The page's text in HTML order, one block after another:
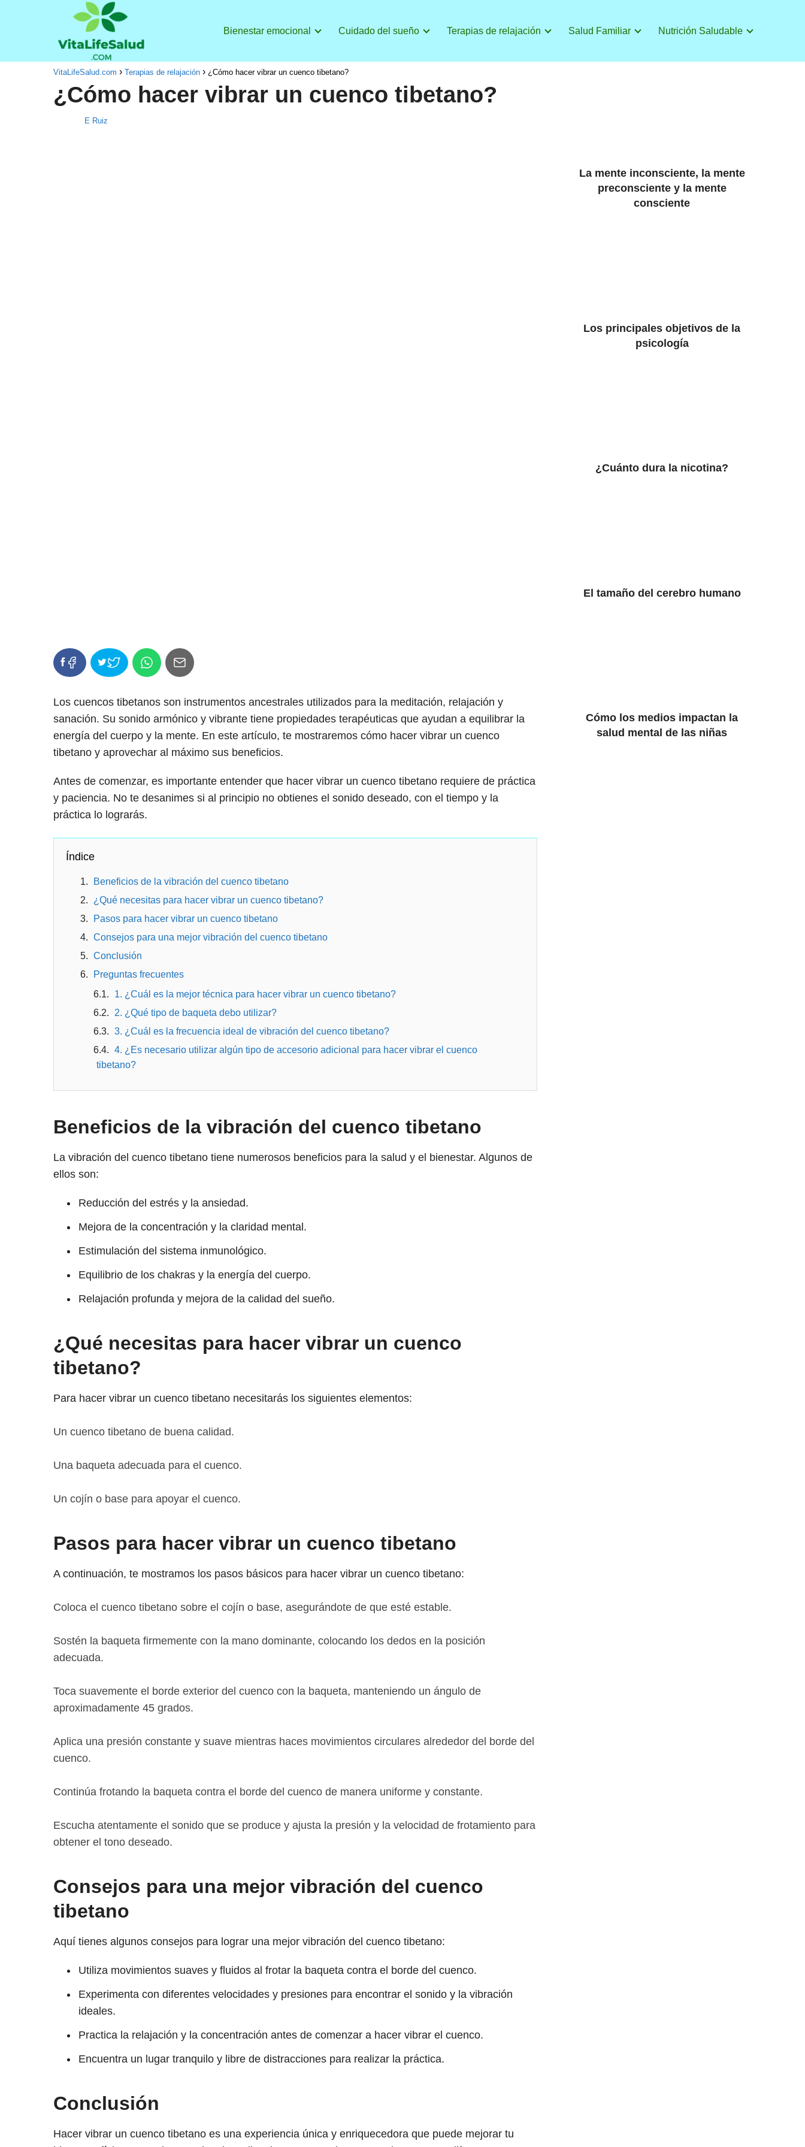
Bienestar emocional Cuidado del sueño Terapias de relajación Salud Familiar Nutrición Saludable
VitaLifeSalud.com Terapias de relajación ¿Cómo hacer vibrar un cuenco tibetano?
¿Cómo hacer vibrar un cuenco tibetano?
E Ruiz
Los cuencos tibetanos son instrumentos ancestrales utilizados para la meditación, relajación y
sanación. Su sonido armónico y vibrante tiene propiedades terapéuticas que ayudan a equilibrar la
energía del cuerpo y la mente. En este artículo, te mostraremos cómo hacer vibrar un cuenco
tibetano y aprovechar al máximo sus beneficios.
Antes de comenzar, es importante entender que hacer vibrar un cuenco tibetano requiere de práctica
y paciencia. No te desanimes si al principio no obtienes el sonido deseado, con el tiempo y la
práctica lo lograrás.
Índice
Beneficios de la vibración del cuenco tibetano
¿Qué necesitas para hacer vibrar un cuenco tibetano?
Pasos para hacer vibrar un cuenco tibetano
Consejos para una mejor vibración del cuenco tibetano
Conclusión
Preguntas frecuentes
1. ¿Cuál es la mejor técnica para hacer vibrar un cuenco tibetano?
2. ¿Qué tipo de baqueta debo utilizar?
3. ¿Cuál es la frecuencia ideal de vibración del cuenco tibetano?
4. ¿Es necesario utilizar algún tipo de accesorio adicional para hacer vibrar el cuenco
tibetano?
Beneficios de la vibración del cuenco tibetano
La vibración del cuenco tibetano tiene numerosos beneficios para la salud y el bienestar. Algunos de
ellos son:
Reducción del estrés y la ansiedad.
Mejora de la concentración y la claridad mental.
Estimulación del sistema inmunológico.
Equilibrio de los chakras y la energía del cuerpo.
Relajación profunda y mejora de la calidad del sueño.
¿Qué necesitas para hacer vibrar un cuenco
tibetano?
Para hacer vibrar un cuenco tibetano necesitarás los siguientes elementos:
Un cuenco tibetano de buena calidad.
Una baqueta adecuada para el cuenco.
Un cojín o base para apoyar el cuenco.
Pasos para hacer vibrar un cuenco tibetano
A continuación, te mostramos los pasos básicos para hacer vibrar un cuenco tibetano:
Coloca el cuenco tibetano sobre el cojín o base, asegurándote de que esté estable.
Sostén la baqueta firmemente con la mano dominante, colocando los dedos en la posición
adecuada.
Toca suavemente el borde exterior del cuenco con la baqueta, manteniendo un ángulo de
aproximadamente 45 grados.
Aplica una presión constante y suave mientras haces movimientos circulares alrededor del borde del
cuenco.
Continúa frotando la baqueta contra el borde del cuenco de manera uniforme y constante.
Escucha atentamente el sonido que se produce y ajusta la presión y la velocidad de frotamiento para
obtener el tono deseado.
Consejos para una mejor vibración del cuenco
tibetano
Aquí tienes algunos consejos para lograr una mejor vibración del cuenco tibetano:
Utiliza movimientos suaves y fluidos al frotar la baqueta contra el borde del cuenco.
Experimenta con diferentes velocidades y presiones para encontrar el sonido y la vibración
ideales.
Practica la relajación y la concentración antes de comenzar a hacer vibrar el cuenco.
Encuentra un lugar tranquilo y libre de distracciones para realizar la práctica.
Conclusión
Hacer vibrar un cuenco tibetano es una experiencia única y enriquecedora que puede mejorar tu
La mente inconsciente, la mente
preconsciente y la mente
consciente
Los principales objetivos de la
psicología
¿Cuánto dura la nicotina?
El tamaño del cerebro humano
Cómo los medios impactan la
salud mental de las niñas